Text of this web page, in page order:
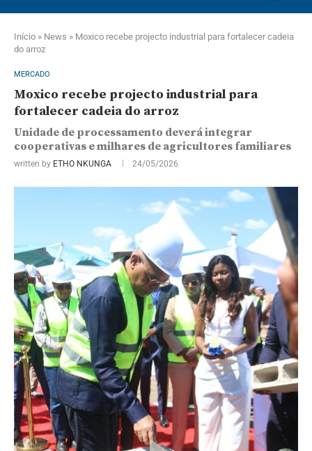
Início » News » Moxico recebe projecto industrial para fortalecer cadeia
do arroz
MERCADO
Moxico recebe projecto industrial para
fortalecer cadeia do arroz
Unidade de processamento deverá integrar
cooperativas e milhares de agricultores familiares
written by ETHO NKUNGA 24/05/2026